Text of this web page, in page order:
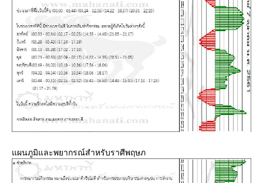
ผนภูมิและพยากรณ์สำหรับราศีพฤษภ